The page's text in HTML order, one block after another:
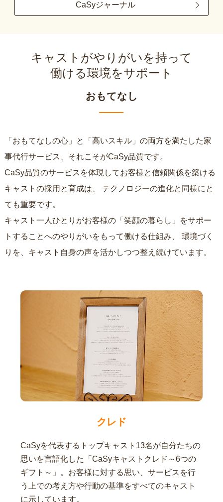
CaSyジャーナル
キャストがやりがいを持って
働ける環境をサポート
おもてなし
「おもてなしの心」と「高いスキル」の両方を満たした家
事代行サービス、それこそがCaSy品質です。
CaSy品質のサービスを体現してお客様と信頼関係を築ける
キャストの採用と育成は、
ても重要です。
キャスト一人ひとりがお客様の「笑顔の暮らし」をサポー
トすることへのやりがいをもって働ける仕組み、
りを、キャスト自身の声を活かしつつ整え続けています。
クレド
CaSyを代表するトップキャスト13名が自分たちの
思いを言語化した「CaSyキャストクレド～6つの
ギフト～」。お客様に対する思い、サービスを行
う上での考え方や行動の基準をすべてのキャスト
に示しています。